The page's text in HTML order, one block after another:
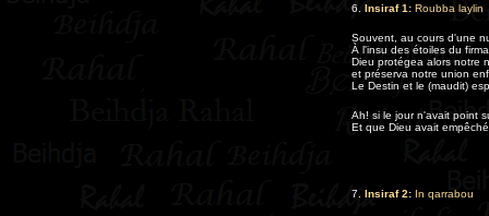
6. Insiraf 1: Roubba laylin
Souvent, au cours d'une
À l'insu des étoiles du
Dieu protégea alors notre
et préserva notre union
Le Destin et le (maudit)
Ah! si le jour n'avait point
Et que Dieu avait
7. Insiraf 2: In qarrabou